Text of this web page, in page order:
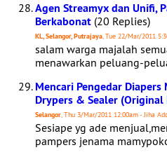
Agen Streamyx dan Unifi,
Berkabonat (20 Replies)
KL, Selangor, Putrajaya, Tue 22/Mar/2011
salam warga majalah
menawarkan peluang-
Mencari Pengedar
Drypers & Sealer (Original
Selangor, Thu 3/Mar/2011 12:00am - Jiha
Sesiape yg ade
pampers jenama